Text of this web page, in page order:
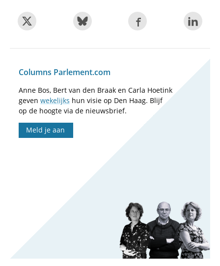
Columns Parlement.com
Anne Bos, Bert van den Braak en Carla Hoetink
geven wekelijks hun visie op Den Haag. Blijf
op de hoogte via de nieuwsbrief.
Meld je aan